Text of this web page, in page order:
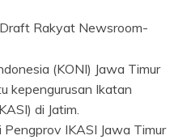
Rakyat Newsroom-
(KONI) Jawa Timur
kepengurusan Ikatan
di Jatim.
Pengprov IKASI Jawa Timur